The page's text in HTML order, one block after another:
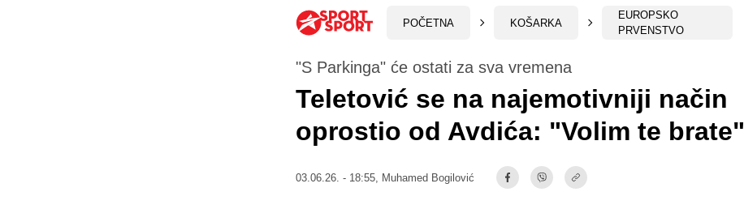
POČETNA KOŠARKA
EUROPSKO
PRVENSTVO
"S Parkinga" će ostati za sva vremena
Teletović se na najemotivniji način
oprostio od Avdića: "Volim te brate"
03.06.26. - 18:55, Muhamed Bogilović